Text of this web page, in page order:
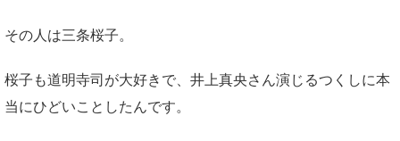
その人は三条桜子。
桜子も道明寺司が大好きで、井上真央さん演じるつくしに本
当にひどいことしたんです。